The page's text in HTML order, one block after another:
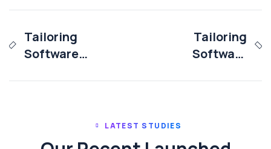
Tailoring
Software
Tailoring
Software
LATEST STUDIES